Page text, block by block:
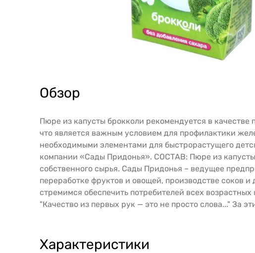
Обзор
Пюре из капусты брокколи рекомендуется в
что является важным условием для профилактики
необходимыми элементами для быстрорастущего
компании «Сады Придонья». СОСТАВ: Пюре из капусты
собственного сырья. Сады Придонья – ведущее
переработке фруктов и овощей, производстве соков
стремимся обеспечить потребителей всех
"Качество из первых рук — это не просто слова..." За
Характеристики